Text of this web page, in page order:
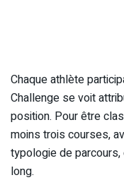
Chaque athlète
Challenge se voit
position. Pour être
moins trois courses,
typologie de
long.